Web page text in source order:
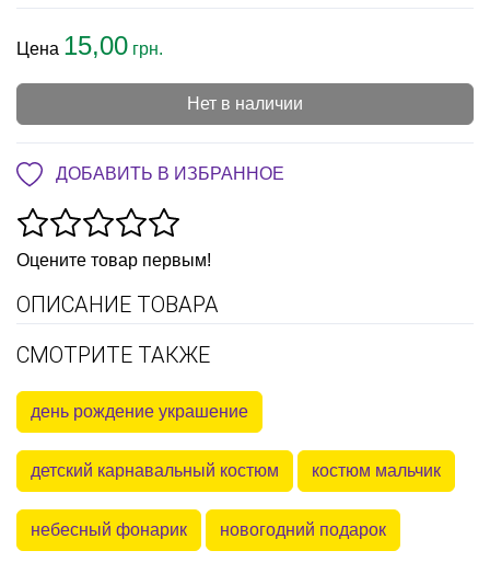
Цена 15,00 грн.
Нет в наличии
ДОБАВИТЬ В ИЗБРАННОЕ
Оцените товар первым!
ОПИСАНИЕ ТОВАРА
СМОТРИТЕ ТАКЖЕ
день рождение украшение
детский карнавальный костюм костюм мальчик
небесный фонарик новогодний подарок